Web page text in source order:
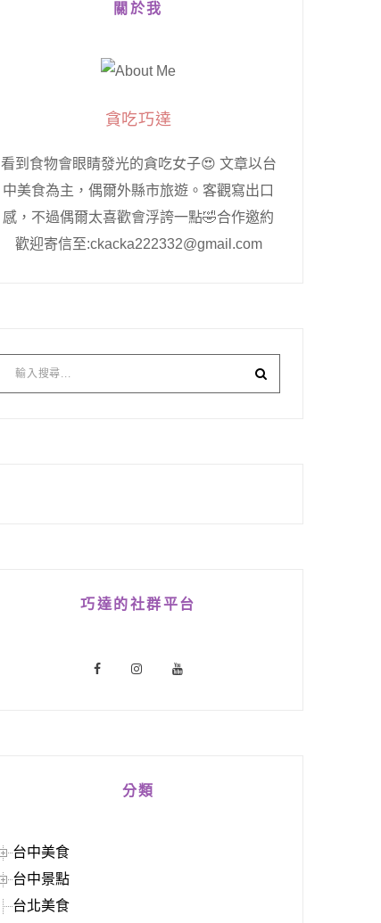
關於我
貪吃巧達
看到食物會眼睛發光的貪吃女子😍 文章以台
中美食為主，偶爾外縣市旅遊。客觀寫出口
感，不過偶爾太喜歡會浮誇一點🤣合作邀約
歡迎寄信至:ckacka222332@gmail.com
巧達的社群平台
分類
台中美食
台中景點
台北美食